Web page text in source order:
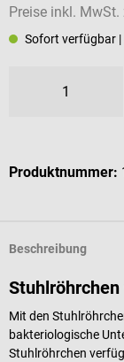
Preise inkl.
Sofort verfügbar
Produktnummer:
Beschreibung
Mit den
bakteriologische
Stuhlröhrchen